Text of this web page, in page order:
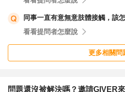
法律專業人士或相關機構的幫助
困擾，保護自己的隱私。
同事一直有意無意肢體接觸，該
看看提問者怎麼說
更多相關問
問題還沒被解決嗎？邀請GIVER來